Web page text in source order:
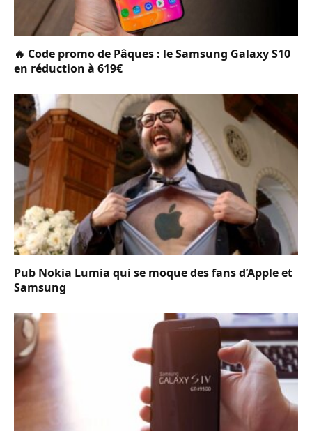
🔥 Code promo de Pâques : le Samsung Galaxy S10
en réduction à 619€
Pub Nokia Lumia qui se moque des fans d’Apple et
Samsung